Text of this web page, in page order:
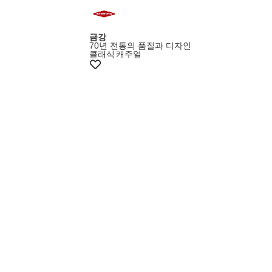
금강
70년 전통의 품질과 디자인
클래식 캐주얼